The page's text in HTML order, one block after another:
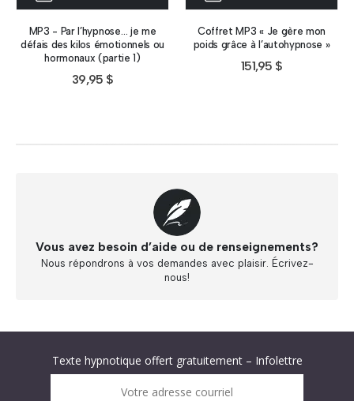
MP3 - Par l’hypnose… je me
défais des kilos émotionnels ou
hormonaux (partie 1)
39,95 $
Coffret MP3 « Je gère mon
poids grâce à l’autohypnose »
151,95 $
Vous avez besoin d’aide ou de renseignements?
Nous répondrons à vos demandes avec plaisir. Écrivez-
nous!
Texte hypnotique offert gratuitement – Infolettre
Infolettre : obtenez un MP3 d’hypnose gratuit !
Votre adresse courriel